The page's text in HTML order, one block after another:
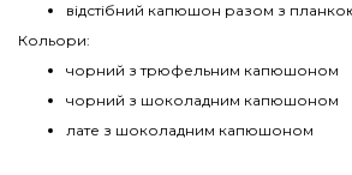
відстібний капюшон разом з
Кольори:
чорний з трюфельним капюшоном
чорний з шоколадним капюшоном
лате з шоколадним капюшоном